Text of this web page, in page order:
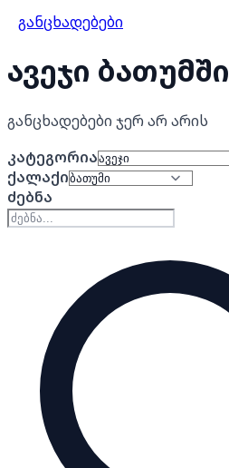
განცხადებები
ავეჯი ბათუმში
განცხადებები ჯერ არ არის
კატეგორია
ქალაქი
ძებნა